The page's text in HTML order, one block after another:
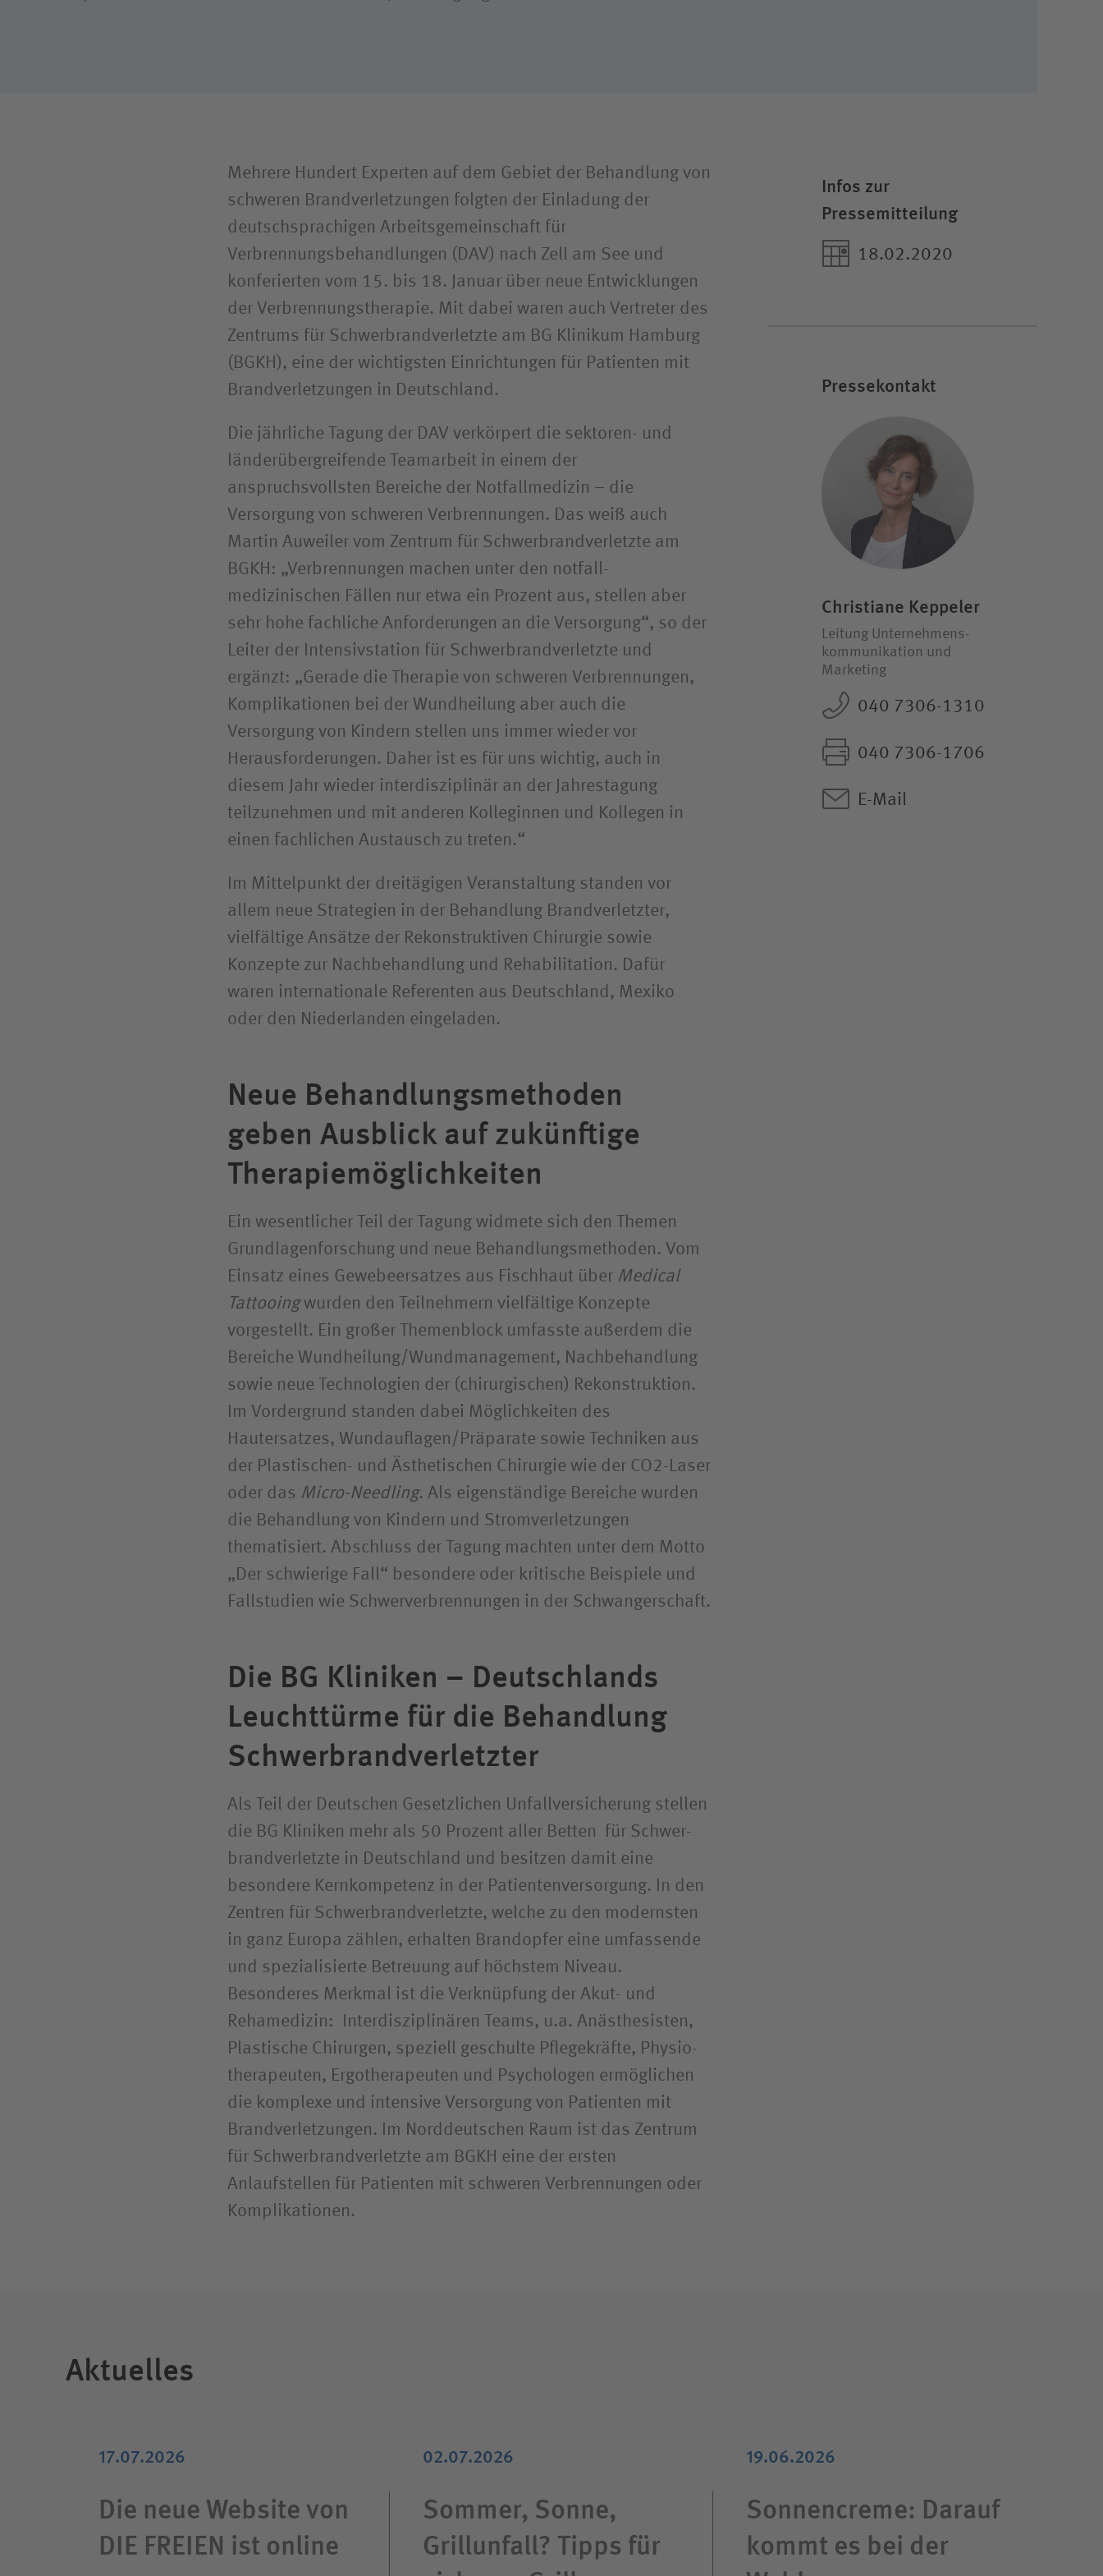
Schwer­behinderten­vertretung
Infos zur
Pressemitteilung
18.02.2020
Pressekontakt
Christiane Keppeler
Leitung Unternehmens­
kommunikation und
Marketing
040 7306-1310
040 7306-1706
E-Mail
Mehrere Hundert Experten auf dem Gebiet der Behandlung von
schweren Brand­verletzungen folgten der Einladung der
deutschsprachigen Arbeitsgemeinschaft für
Verbrennungsbehandlungen (DAV) nach Zell am See und
konferierten vom 15. bis 18. Januar über neue Entwicklungen
der Verbrennungstherapie. Mit dabei waren auch Vertreter des
Zentrums für Schwerbrandverletzte am BG Klinikum Hamburg
(BGKH), eine der wichtigsten Einrichtungen für Patienten mit
Brandverletzungen in Deutschland.
Die jährliche Tagung der DAV verkörpert die sektoren- und
länderübergreifende Teamarbeit in einem der
anspruchsvollsten Bereiche der Notfallmedizin – die
Versorgung von schweren Verbrennungen. Das weiß auch
Martin Auweiler vom Zentrum für Schwerbrandverletzte am
BGKH: „Verbrennungen machen unter den notfall­
medizinischen Fällen nur etwa ein Prozent aus, stellen aber
sehr hohe fachliche Anforderungen an die Versorgung“, so der
Leiter der Intensivstation für Schwer­brand­verletzte und
ergänzt: „Gerade die Therapie von schweren Verbrennungen,
Komplikationen bei der Wundheilung aber auch die
Versorgung von Kindern stellen uns immer wieder vor
Herausforderungen. Daher ist es für uns wichtig, auch in
diesem Jahr wieder interdisziplinär an der Jahrestagung
teilzunehmen und mit anderen Kolleginnen und Kollegen in
einen fachlichen Austausch zu treten.“
Im Mittelpunkt der dreitägigen Veranstaltung standen vor
allem neue Strategien in der Behandlung Brandverletzter,
vielfältige Ansätze der Rekonstruktiven Chirurgie sowie
Konzepte zur Nachbehandlung und Rehabilitation. Dafür
waren internationale Referenten aus Deutschland, Mexiko
oder den Niederlanden eingeladen.
Neue Behandlungs­methoden
geben Ausblick auf zukünftige
Therapie­möglichkeiten
Ein wesentlicher Teil der Tagung widmete sich den Themen
Grundlagenforschung und neue Behandlungsmethoden. Vom
Einsatz eines Gewebeersatzes aus Fischhaut über Medical
Tattooingwurden den Teilnehmern vielfältige Konzepte
vorgestellt. Ein großer Themenblock umfasste außerdem die
Bereiche Wundheilung/Wundmanagement, Nachbehandlung
sowie neue Technologien der (chirurgischen) Rekonstruktion.
Im Vordergrund standen dabei Möglichkeiten des
Hautersatzes, Wundauflagen/Präparate sowie Techniken aus
der Plastischen- und Ästhetischen Chirurgie wie der CO2-Laser
oder das Micro-Needling. Als eigenständige Bereiche wurden
die Behandlung von Kindern und Stromverletzungen
thematisiert. Abschluss der Tagung machten unter dem Motto
„Der schwierige Fall“ besondere oder kritische Beispiele und
Fallstudien wie Schwerverbrennungen in der Schwangerschaft.
Die BG Kliniken – Deutschlands
Leucht­türme für die Behandlung
Schwer­brand­verletzter
Als Teil der Deutschen Gesetzlichen Unfall­versicherung stellen
die BG Kliniken mehr als 50 Prozent aller Betten für Schwer­
brand­verletzte in Deutschland und besitzen damit eine
besondere Kernkompetenz in der Patienten­versorgung. In den
Zentren für Schwer­brand­verletzte, welche zu den modernsten
in ganz Europa zählen, erhalten Brandopfer eine umfassende
und spezialisierte Betreuung auf höchstem Niveau.
Besonderes Merkmal ist die Verknüpfung der Akut- und
Rehamedizin: Interdisziplinären Teams, u.a. Anästhesisten,
Plastische Chirurgen, speziell geschulte Pflegekräfte, Physio­
therapeuten, Ergotherapeuten und Psychologen ermöglichen
die komplexe und intensive Versorgung von Patienten mit
Brand­verletzungen. Im Norddeutschen Raum ist das Zentrum
für Schwer­brand­verletzte am BGKH eine der ersten
Anlaufstellen für Patienten mit schweren Verbrennungen oder
Komplikationen.
Aktuelles
17.07.2026
Die neue Website von
DIE FREIEN ist online
02.07.2026
Sommer, Sonne,
Grillunfall? Tipps für
19.06.2026
Sonnencreme: Darauf
kommt es bei der